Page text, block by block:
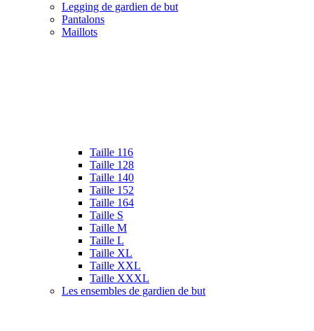
Legging de gardien de but
Pantalons
Maillots
Taille 116
Taille 128
Taille 140
Taille 152
Taille 164
Taille S
Taille M
Taille L
Taille XL
Taille XXL
Taille XXXL
Les ensembles de gardien de but